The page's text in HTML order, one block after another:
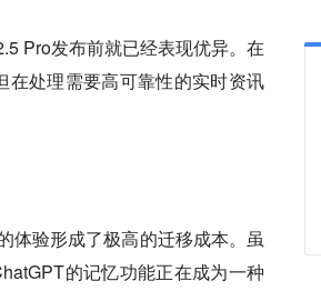
Pro发布前就已经表现优异。在
在处理需要高可靠性的实时资讯
体验形成了极高的迁移成本。虽
的记忆功能正在成为一种